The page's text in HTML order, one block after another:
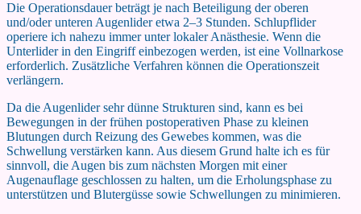
Die Operationsdauer beträgt je nach Beteiligung der oberen
und/oder unteren Augenlider etwa 2–3 Stunden. Schlupflider
operiere ich nahezu immer unter lokaler Anästhesie. Wenn die
Unterlider in den Eingriff einbezogen werden, ist eine Vollnarkose
erforderlich. Zusätzliche Verfahren können die Operationszeit
verlängern.
Da die Augenlider sehr dünne Strukturen sind, kann es bei
Bewegungen in der frühen postoperativen Phase zu kleinen
Blutungen durch Reizung des Gewebes kommen, was die
Schwellung verstärken kann. Aus diesem Grund halte ich es für
sinnvoll, die Augen bis zum nächsten Morgen mit einer
Augenauflage geschlossen zu halten, um die Erholungsphase zu
unterstützen und Blutergüsse sowie Schwellungen zu minimieren.